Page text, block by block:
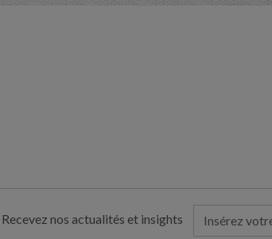
Recevez nos actualités et insights